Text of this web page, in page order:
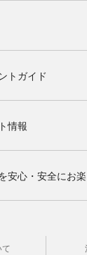
トガイド
情報
安心・安全にお